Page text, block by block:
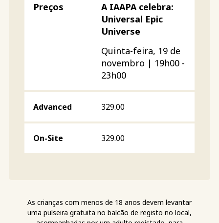
A IAAPA celebra:
Universal Epic
Universe
Quinta-feira, 19 de
novembro | 19h00 -
23h00
329.00
329.00
As crianças com menos de 18 anos devem levantar
uma pulseira gratuita no balcão de registo no local,